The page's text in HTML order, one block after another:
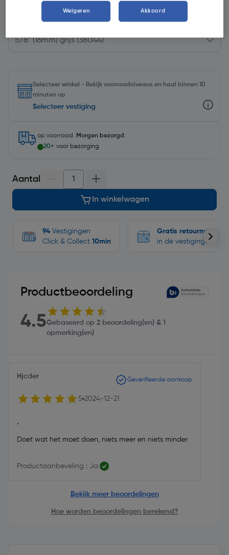
Kies productvariant(3)
Selecteer winkel - Bekijk voorraadniveaus en haal binnen 10
minuten op
Selecteer vestiging
op voorraad. Morgen bezorgd .
20+ voor bezorging
Aantal
In winkelwagen
94 Vestigingen
Click & Collect 10min
Gratis retourneren
in de vestigingen
Productbeoordeling
4.5Gebaseerd op 2 beoordeling(en) & 1
opmerking(en)
Hjcder Geverifieerde aankoop
5 2024-12-21
.
Doet wat het moet doen, niets meer en niets minder
Productaanbeveling : Ja
Bekijk meer beoordelingen
Hoe worden beoordelingen berekend?
Weigeren Akkoord